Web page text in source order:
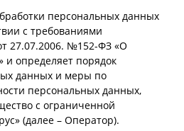
персональных данных
с требованиями
27.07.2006. №152-ФЗ «О
и определяет порядок
данных и меры по
персональных данных,
с ограниченной
(далее – Оператор).